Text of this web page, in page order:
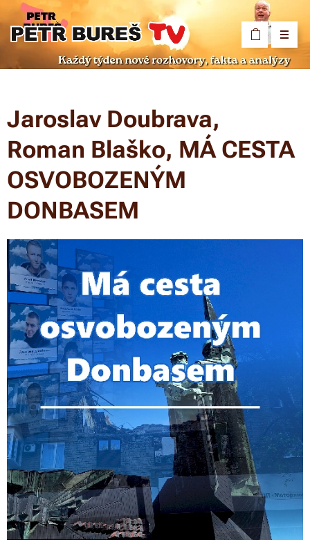
Jaroslav Doubrava,
Roman Blaško, MÁ CESTA
OSVOBOZENÝM
DONBASEM